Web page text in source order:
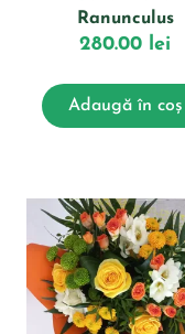
Ranunculus
280.00 lei
Adaugă în coș